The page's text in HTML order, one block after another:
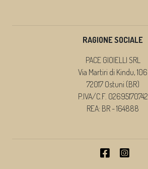
RAGIONE SOCIALE
PACE GIOIELLI SRL
Via Martiri di Kindu, 106
72017 Ostuni (BR)
P.IVA/C.F. 02695170742
REA: BR - 164888